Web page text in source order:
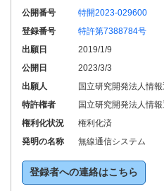
公開番号
特開2023-029600
登録番号
特許第7388784号
出願日
2019/1/9
公開日
2023/3/3
出願人
国立研究開発法人情
特許権者
国立研究開発法人情
権利化状況
権利化済
発明の名称
無線通信システム
登録者への連絡はこちら